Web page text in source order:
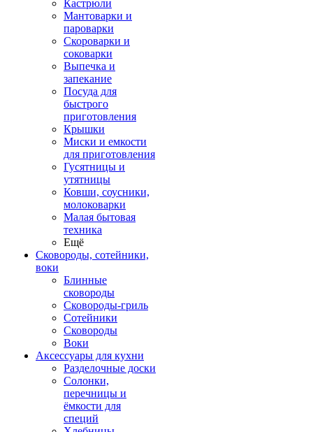
Кастрюли
Мантоварки и
пароварки
Скороварки и
соковарки
Выпечка и
запекание
Посуда для
быстрого
приготовления
Крышки
Миски и емкости
для приготовления
Гусятницы и
утятницы
Ковши, соусники,
молоковарки
Малая бытовая
техника
Ещё
Сковороды, сотейники,
воки
Блинные
сковороды
Сковороды-гриль
Сотейники
Сковороды
Воки
Аксессуары для кухни
Разделочные доски
Солонки,
перечницы и
ёмкости для
специй